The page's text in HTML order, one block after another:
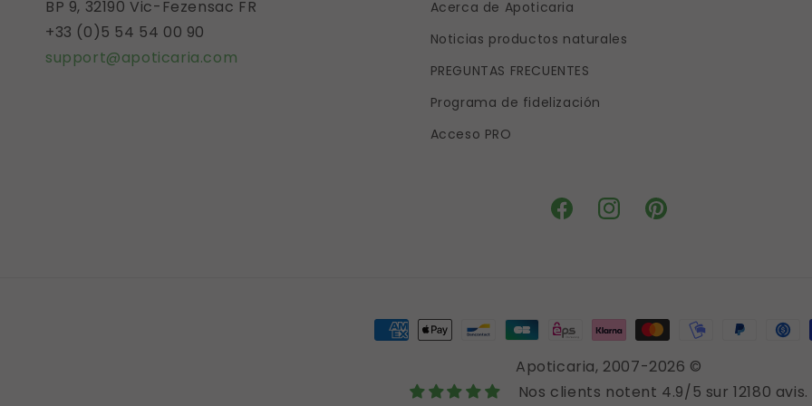
BP 9, 32190 Vic-Fezensac FR
+33 (0)5 54 54 00 90
support@apoticaria.com
Acerca de Apoticaria
Noticias productos naturales
PREGUNTAS FRECUENTES
Programa de fidelización
Acceso PRO
FacebookInstagramPinterest
Medios
Apoticaria, 2007-2026 ©
Nos clients notent 4.9/5 sur 12180 avis.